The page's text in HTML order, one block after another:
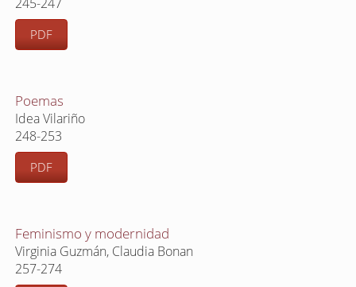
PDF
Poemas
Idea Vilariño
248-253
PDF
Feminismo y modernidad
Virginia Guzmán, Claudia Bonan
257-274